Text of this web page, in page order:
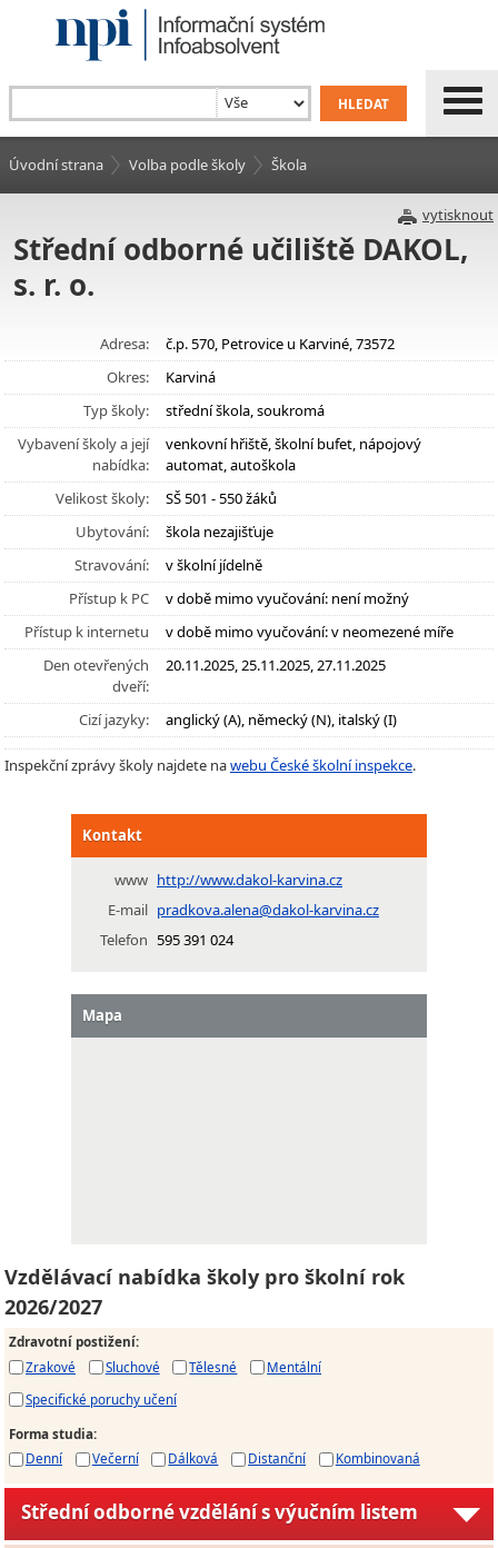
Úvodní strana Volba podle školy Škola
vytisknout
Střední odborné učiliště DAKOL,
s. r. o.
Adresa:
č.p. 570, Petrovice u Karviné, 73572
Okres:
Karviná
Typ školy:
střední škola, soukromá
Vybavení školy a její
nabídka:
venkovní hřiště, školní bufet, nápojový
automat, autoškola
Velikost školy:
SŠ 501 - 550 žáků
Ubytování:
škola nezajišťuje
Stravování:
v školní jídelně
Přístup k PC
v době mimo vyučování: není možný
Přístup k internetu
v době mimo vyučování: v neomezené míře
Den otevřených
dveří:
20.11.2025, 25.11.2025, 27.11.2025
Cizí jazyky: anglický (A), německý (N), italský (I)
Inspekční zprávy školy najdete nawebu České školní inspekce.
Kontakt
www http://www.dakol-karvina.cz
E-mail pradkova.alena@dakol-karvina.cz
Telefon 595 391 024
Mapa
Vzdělávací nabídka školy pro školní rok
2026/2027
Zdravotní postižení:
Zrakové
Sluchové Tělesné
Mentální
Specifické poruchy učení
Forma studia:
Denní
Večerní Dálková Distanční Kombinovaná
Střední odborné vzdělání s výučním listem